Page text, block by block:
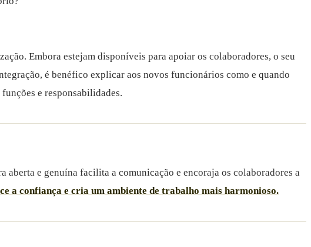
Embora estejam disponíveis para apoiar os colaboradores, o seu
é benéfico explicar aos novos funcionários como e quando
e responsabilidades.
e genuína facilita a comunicação e encoraja os colaboradores a
a confiança e cria um ambiente de trabalho mais harmonioso.